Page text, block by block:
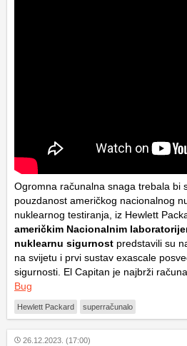
Ogromna računalna snaga trebala bi
pouzdanost američkog nacionalnog
nuklearnog testiranja, iz Hewlett
američkim Nacionalnim
nuklearnu sigurnost predstavili su
na svijetu i prvi sustav exascale
sigurnosti. El Capitan je najbrži
Bug
Hewlett Packard superračunalo
26.12.2023. (17:00)